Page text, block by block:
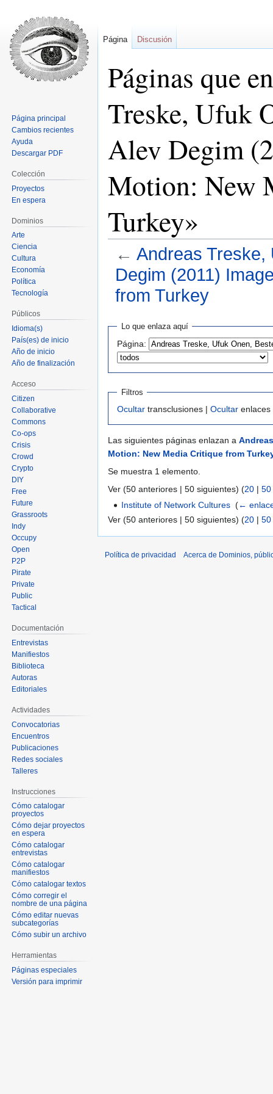
Páginas que
Treske, Ufuk
Alev Degim
Motion: New
Turkey»
← Andreas Treske,
Degim (2011)
from Turkey
navegación
búsqueda
Lo que enlaza aquí
Página:
Filtros
Ocultar transclusiones | Ocultar
Las siguientes páginas enlazan a
Motion: New Media Critique from
Se muestra 1 elemento.
Ver (50 anteriores | 50 siguientes) (20 | 50
Institute of Network Cultures ‎(←
Ver (50 anteriores | 50 siguientes) (20 | 50
Página Discusión
Página principal
Cambios recientes
Ayuda
Descargar PDF
Colección
Proyectos
En espera
Dominios
Arte
Ciencia
Cultura
Economía
Política
Tecnología
Públicos
Idioma(s)
País(es) de inicio
Año de inicio
Año de finalización
Acceso
Citizen
Collaborative
Commons
Co-ops
Crisis
Crowd
Crypto
DIY
Free
Future
Grassroots
Indy
Occupy
Open
P2P
Pirate
Private
Public
Tactical
Documentación
Entrevistas
Manifiestos
Biblioteca
Autoras
Editoriales
Actividades
Convocatorias
Encuentros
Publicaciones
Redes sociales
Talleres
Instrucciones
Cómo catalogar
proyectos
Cómo dejar proyectos
en espera
Cómo catalogar
entrevistas
Cómo catalogar
manifiestos
Cómo catalogar textos
Cómo corregir el
nombre de una página
Cómo editar nuevas
subcategorías
Cómo subir un archivo
Herramientas
Páginas especiales
Versión para imprimir
Política de privacidad Acerca de Dominios,